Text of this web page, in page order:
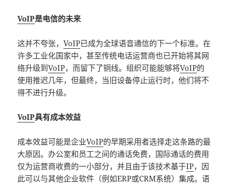
VoIP是电信的未来
这并不夸张，VoIP已成为全球语音通信的下一个标准。在
许多工业化国家中，甚至传统电话运营商也已开始将其网
络升级到VoIP，而留下了铜线。组织可能能够将VoIP的
使用推迟几年，但最终，当旧设备停止运行时，他们将不
得不进行升级。
VoIP具有成本效益
成本效益可能是企业VoIP的早期采用者选择走这条路的最
大原因。办公室和员工之间的通话免费，国际通话的费用
仅为运营商收费的一小部分，并且由于该技术基于IP，因
此可以与其他企业软件（例如ERP或CRM系统）集成。语